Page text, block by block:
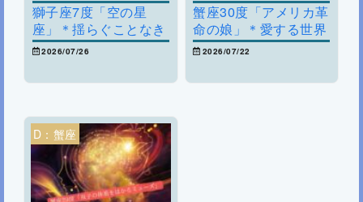
獅子座7度「空の星
座」＊揺らぐことなき
人生の軸を求めて
2026/07/26
蟹座30度「アメリカ革
命の娘」＊愛する世界
を見つめ直す～愛着と
2026/07/22
D：蟹座